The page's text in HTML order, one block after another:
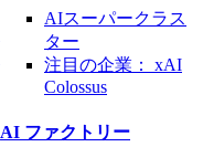
AIスーパークラス
ター
注目の企業： xAI
Colossus
AI ファクトリー